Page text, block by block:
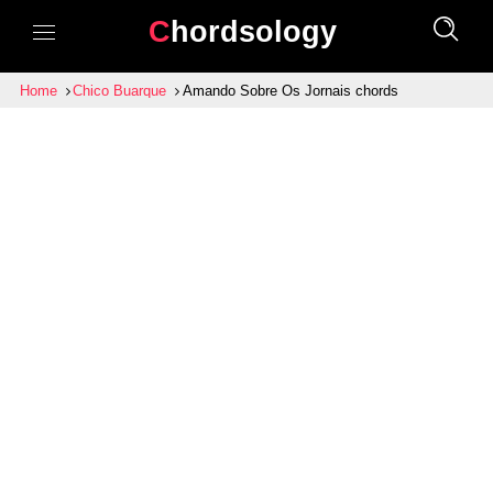
Chordsology
Home Chico Buarque Amando Sobre Os Jornais chords